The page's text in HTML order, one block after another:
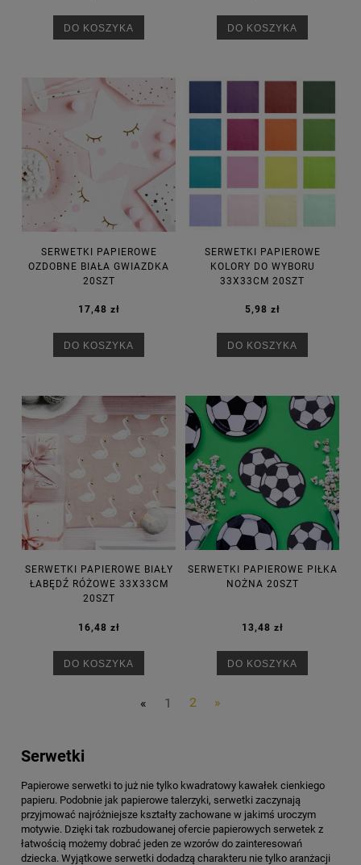
DO KOSZYKA DO KOSZYKA
SERWETKI PAPIEROWE
OZDOBNE BIAŁA GWIAZDKA
20SZT
17,48 zł
DO KOSZYKA
SERWETKI PAPIEROWE
KOLORY DO WYBORU
33X33CM 20SZT
5,98 zł
DO KOSZYKA
SERWETKI PAPIEROWE BIAŁY
ŁABĘDŹ RÓŻOWE 33X33CM
20SZT
16,48 zł
DO KOSZYKA
SERWETKI PAPIEROWE PIŁKA
NOŻNA 20SZT
13,48 zł
DO KOSZYKA
« 1 2 »
Serwetki
Papierowe serwetki to już nie tylko kwadratowy kawałek cienkiego
papieru. Podobnie jak papierowe talerzyki, serwetki zaczynają
przyjmować najróżniejsze kształty zachowane w jakimś uroczym
motywie. Dzięki tak rozbudowanej ofercie papierowych serwetek z
łatwością możemy dobrać jeden ze wzorów do zainteresowań
dziecka. Wyjątkowe serwetki dodadzą charakteru nie tylko aranżacji